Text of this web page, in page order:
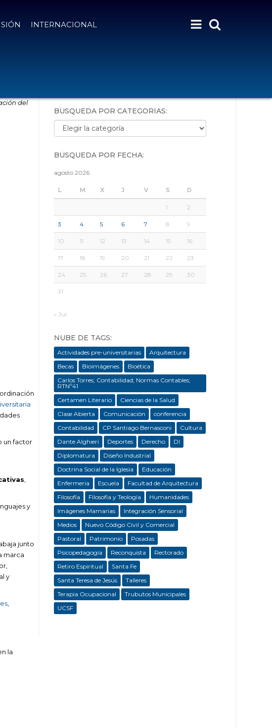
INTERNACIONAL
del
un factor
,
y
junto
marca
y
,
la
BÚSQUEDA POR CATEGORÍAS:
Búsqueda por categorías:
BÚSQUEDA POR FECHA:
agosto 2026
L M X J V S D
1 2
3 4 5 6 7 8 9
10 11 12 13 14 15 16
17 18 19 20 21 22 23
24 25 26 27 28 29 30
31
« Jul
NUBE DE TAGS:
Actividades pre-universitarias
Arquitectura
Becas
Bioimágenes
Bioética
Carlos Torres; Contabilidad; Normas Contables;
RTNº41
Certamen Literario
Ciencias de la Salud
Clase Abierta
Comunicación
conferencia
Contabilidad
CP Santiago Bernasconi
Cultura
Dante Alghieri
Deportes Derecho
DI
Diplomatura
Diseño Industrial
Doctrina Social de la Iglesia
Educación
Enfermeria
Escuela
Facultad de Arquitectura
Filosofía
Filosofía y Teología
Humanidades
Imágenes Mamarias
Integración Sensorial
Medios
Nuevo Código Civil y Comercial
Pastoral
Patrimonio
Posadas
Psicopedagogía
Reconquista
Rectorado
Retiro Espiritual
Santa Fe
Santa Teresa de Jesús
Talleres
Terapia Ocupacional
Trubutos Municipales
UCSF